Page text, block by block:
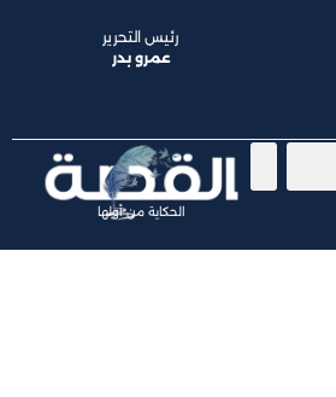
الحكاية من أولها
رئيس التحرير
عمرو بدر